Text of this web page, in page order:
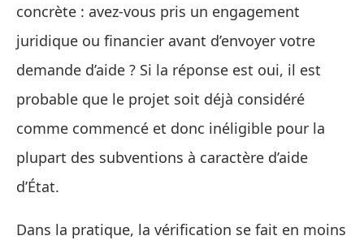
concrète : avez‑vous pris un engagement
juridique ou financier avant d’envoyer votre
demande d’aide ? Si la réponse est oui, il est
probable que le projet soit déjà considéré
comme commencé et donc inéligible pour la
plupart des subventions à caractère d’aide
d’État.
Dans la pratique, la vérification se fait en moins